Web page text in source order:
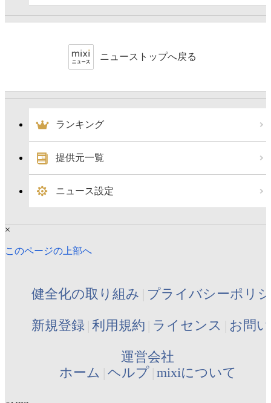
ニューストップへ戻る
ランキング
提供元一覧
ニュース設定
×
このページの上部へ
健全化の取り組み プライバシーポリ
新規登録 利用規約 ライセンス お問
運営会社
ホーム ヘルプ mixiについて